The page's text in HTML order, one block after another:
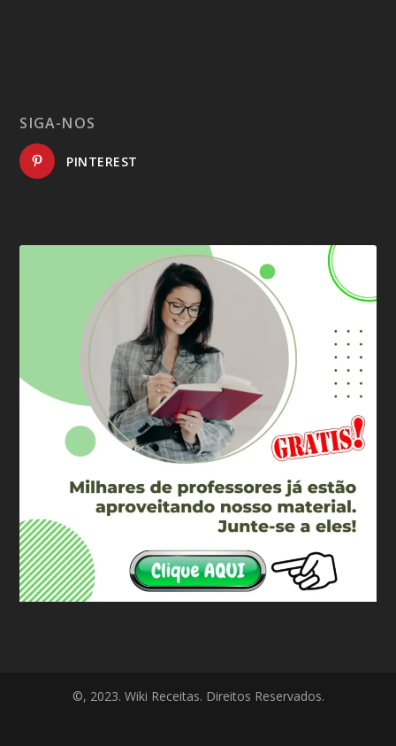
SIGA-NOS
PINTEREST
©, 2023. Wiki Receitas. Direitos Reservados.